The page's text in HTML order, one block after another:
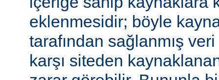
eklenmesidir; böyle
tarafından sağlanmış
karşı siteden